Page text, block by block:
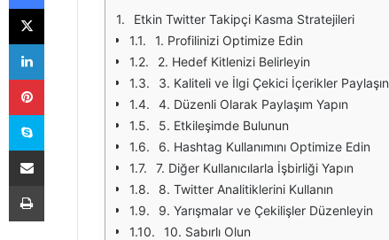
Etkin Twitter Takipçi Kasma Stratejileri
1. Profilinizi Optimize Edin
2. Hedef Kitlenizi Belirleyin
3. Kaliteli ve İlgi Çekici İçerikler Paylaşın
4. Düzenli Olarak Paylaşım Yapın
5. Etkileşimde Bulunun
6. Hashtag Kullanımını Optimize Edin
7. Diğer Kullanıcılarla İşbirliği Yapın
8. Twitter Analitiklerini Kullanın
9. Yarışmalar ve Çekilişler Düzenleyin
10. Sabırlı Olun
X
LinkedIn
Pinterest
Skype
E-Posta ile paylaş